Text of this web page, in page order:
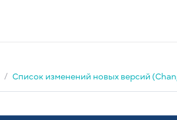
Список изменений новых версий